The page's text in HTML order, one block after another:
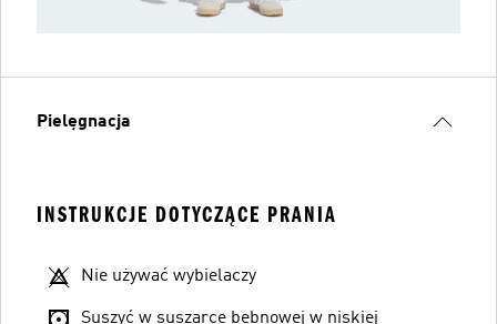
Pielęgnacja
INSTRUKCJE DOTYCZĄCE PRANIA
Nie używać wybielaczy
Suszyć w suszarce bębnowej w niskiej